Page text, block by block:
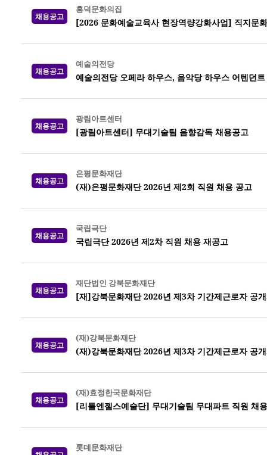
채용공고
흥덕문화의집
[2026 문화예술교육사 현장역량강화사업] 직지문
채용공고
예술의전당
예술의전당 오페라 하우스, 음악당 하우스 어텐던
채용공고
광림아트센터
[광림아트센터] 무대기술팀 음향감독 채용공고
채용공고
은평문화재단
(재)은평문화재단 2026년 제2회 직원 채용 공고
채용공고
국립극단
국립극단 2026년 제2차 직원 채용 재공고
채용공고
재단법인 강북문화재단
[재]강북문화재단 2026년 제3차 기간제근로자 공
채용공고
(재)강북문화재단
(재)강북문화재단 2026년 제3차 기간제근로자 공
채용공고
(재)효정한국문화재단
[리틀엔젤스예술단] 무대기술팀 무대파트 직원 채용
롯데문화재단